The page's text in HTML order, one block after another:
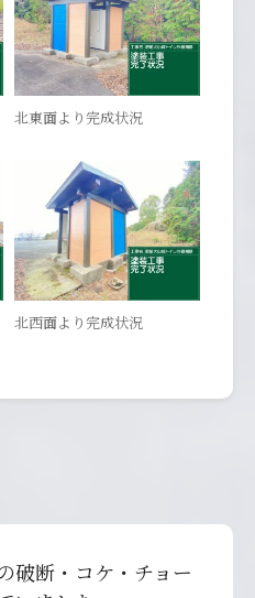
北東面より完成状況
北西面より完成状況
破断・コケ・チョー